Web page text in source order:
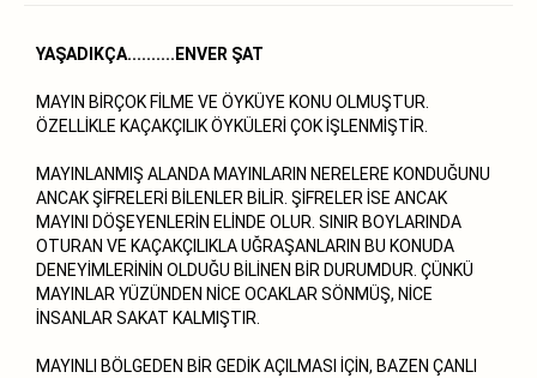
YAŞADIKÇA..........ENVER ŞAT
MAYIN BİRÇOK FİLME VE ÖYKÜYE KONU OLMUŞTUR.
ÖZELLİKLE KAÇAKÇILIK ÖYKÜLERİ ÇOK İŞLENMİŞTİR.
MAYINLANMIŞ ALANDA MAYINLARIN NERELERE KONDUĞUNU
ANCAK ŞİFRELERİ BİLENLER BİLİR. ŞİFRELER İSE ANCAK
MAYINI DÖŞEYENLERİN ELİNDE OLUR. SINIR BOYLARINDA
OTURAN VE KAÇAKÇILIKLA UĞRAŞANLARIN BU KONUDA
DENEYİMLERİNİN OLDUĞU BİLİNEN BİR DURUMDUR. ÇÜNKÜ
MAYINLAR YÜZÜNDEN NİCE OCAKLAR SÖNMÜŞ, NİCE
İNSANLAR SAKAT KALMIŞTIR.
MAYINLI BÖLGEDEN BİR GEDİK AÇILMASI İÇİN, BAZEN ÇANLI